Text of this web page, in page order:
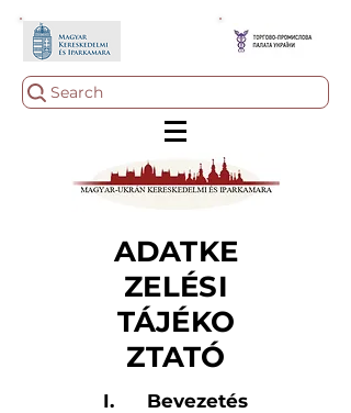
Search
ADATKE
ZELÉSI
TÁJÉKO
ZTATÓ
I. Bevezetés